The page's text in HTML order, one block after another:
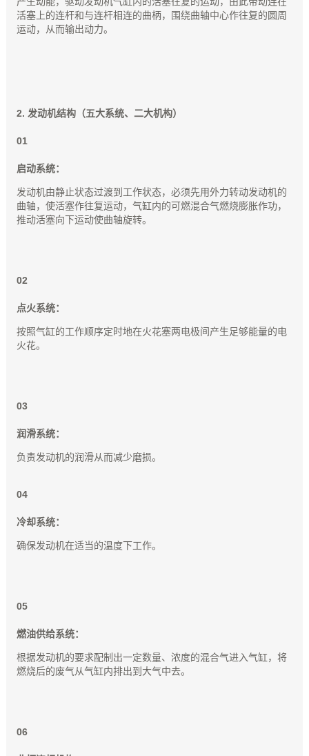
活塞上的连杆和与连杆相连的曲柄，围绕曲轴中心作往复的圆周
运动，从而输出动力。
2. 发动机结构（五大系统、二大机构）
01
启动系统：
发动机由静止状态过渡到工作状态，必须先用外力转动发动机的
曲轴，使活塞作往复运动，气缸内的可燃混合气燃烧膨胀作功，
推动活塞向下运动使曲轴旋转。
02
点火系统：
按照气缸的工作顺序定时地在火花塞两电极间产生足够能量的电
火花。
03
润滑系统：
负责发动机的润滑从而减少磨损。
04
冷却系统：
确保发动机在适当的温度下工作。
05
燃油供给系统：
根据发动机的要求配制出一定数量、浓度的混合气进入气缸，将
燃烧后的废气从气缸内排出到大气中去。
06